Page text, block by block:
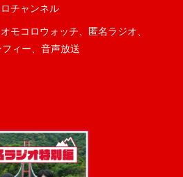
チャンネル
オモコロウォッチ、 匿名ラジオ、
ィー、 音声放送